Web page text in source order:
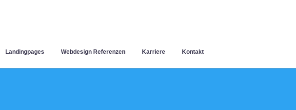
Landingpages Webdesign Referenzen Karriere Kontakt